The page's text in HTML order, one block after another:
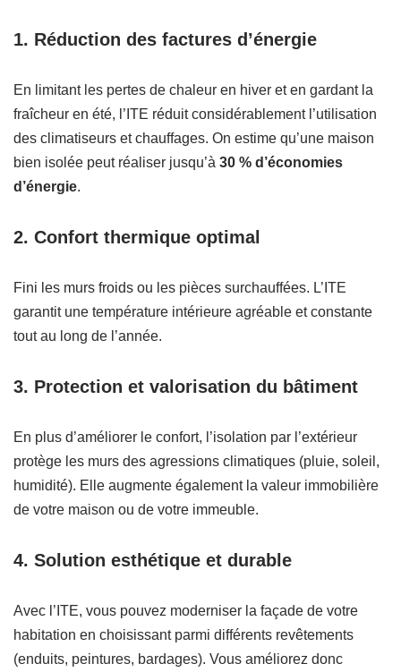
1. Réduction des factures d’énergie
En limitant les pertes de chaleur en hiver et en gardant la
fraîcheur en été, l’ITE réduit considérablement l’utilisation
des climatiseurs et chauffages. On estime qu’une maison
bien isolée peut réaliser jusqu’à 30 % d’économies
d’énergie.
2. Confort thermique optimal
Fini les murs froids ou les pièces surchauffées. L’ITE
garantit une température intérieure agréable et constante
tout au long de l’année.
3. Protection et valorisation du bâtiment
En plus d’améliorer le confort, l’isolation par l’extérieur
protège les murs des agressions climatiques (pluie, soleil,
humidité). Elle augmente également la valeur immobilière
de votre maison ou de votre immeuble.
4. Solution esthétique et durable
Avec l’ITE, vous pouvez moderniser la façade de votre
habitation en choisissant parmi différents revêtements
(enduits, peintures, bardages). Vous améliorez donc